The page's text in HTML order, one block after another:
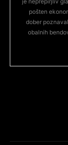
pošten
dober
obalnih